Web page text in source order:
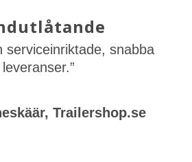
serviceinriktade, snabba
leveranser.”
Trailershop.se